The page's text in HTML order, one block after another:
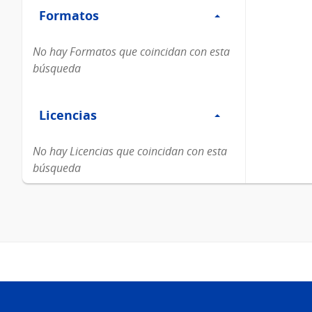
Formatos
Formatos
No hay Formatos que coincidan con esta
búsqueda
Licencias
Licencias
No hay Licencias que coincidan con esta
búsqueda